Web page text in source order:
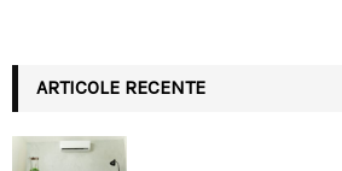
ARTICOLE RECENTE